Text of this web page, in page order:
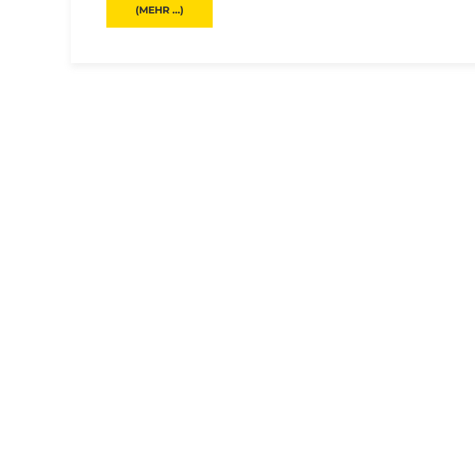
(MEHR …)